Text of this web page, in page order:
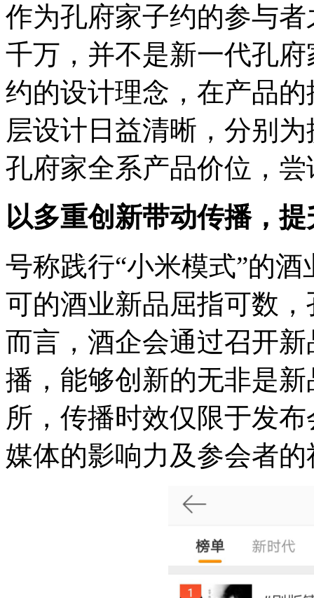
作为孔府家子约的参与
千万，并不是新一代孔
约的设计理念，在产品
层设计日益清晰，分别
孔府家全系产品价位，
以多重创新带动传播，
号称践行“小米模式”的
可的酒业新品屈指可数
而言，酒企会通过召开
播，能够创新的无非是
所，传播时效仅限于发
媒体的影响力及参会者